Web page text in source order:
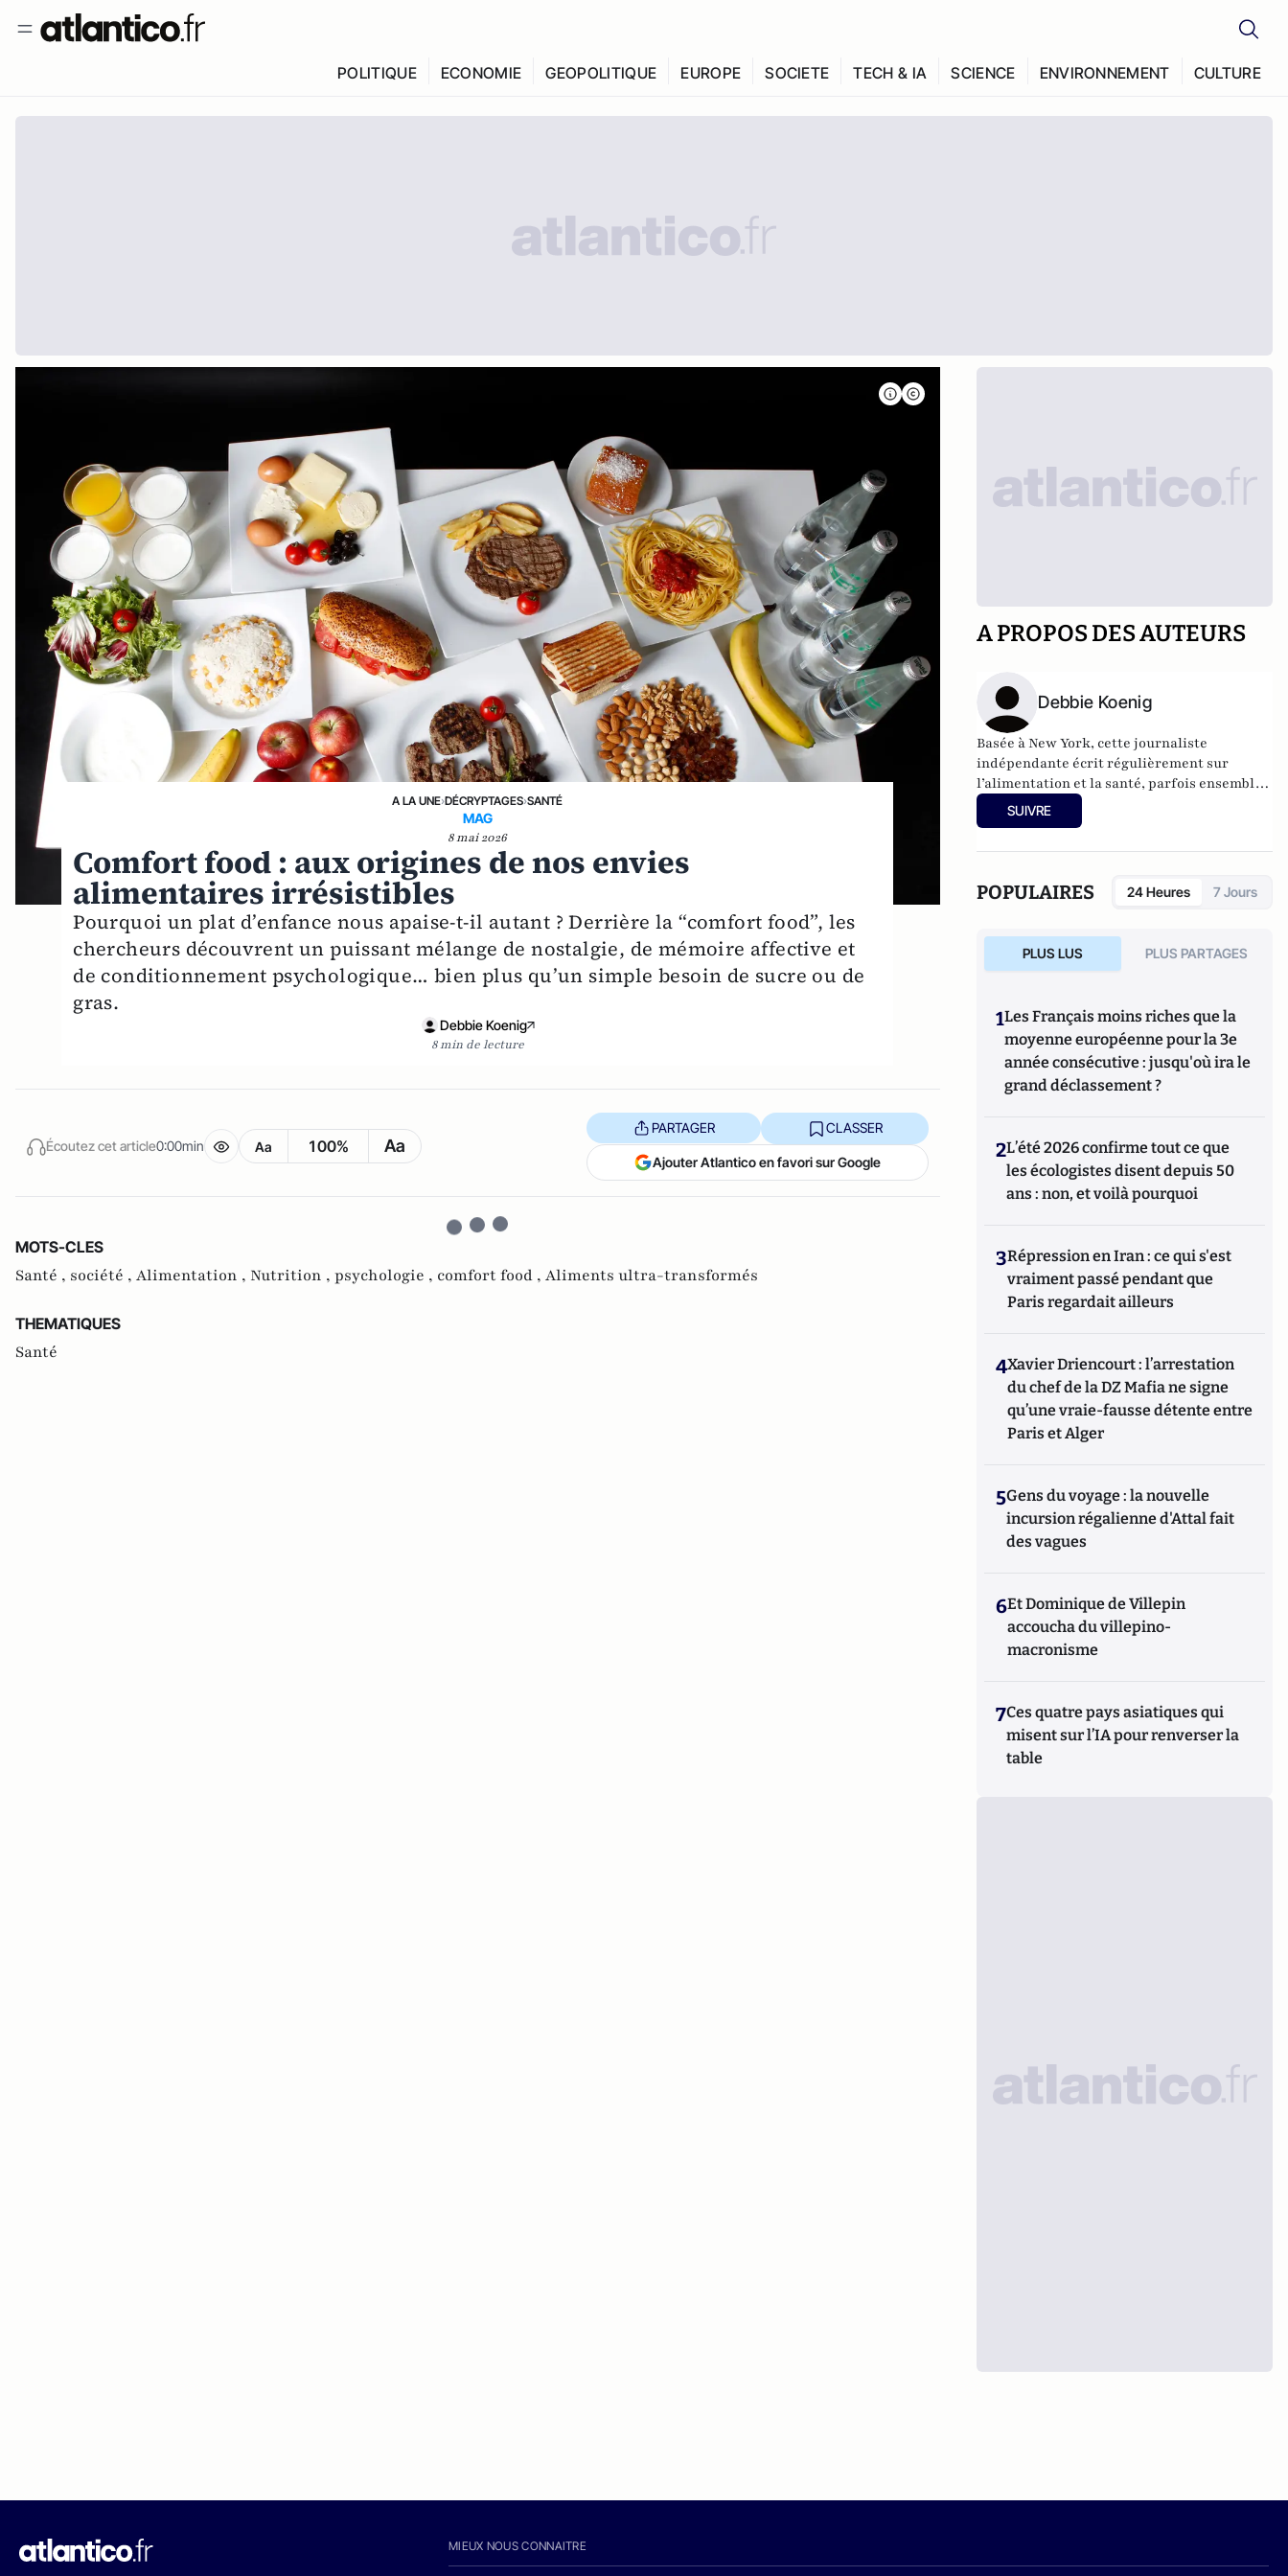
POLITIQUE ECONOMIE GEOPOLITIQUE EUROPE SOCIETE TECH & IA SCIENCE ENVIRONNEMENT CULTURE
A LA UNE›DÉCRYPTAGES›SANTÉ
MAG
8 mai 2026
Comfort food : aux origines de nos envies
alimentaires irrésistibles
Pourquoi un plat d’enfance nous apaise-t-il autant ? Derrière la “comfort food”, les
chercheurs découvrent un puissant mélange de nostalgie, de mémoire affective et
de conditionnement psychologique… bien plus qu’un simple besoin de sucre ou de
gras.
Debbie Koenig
8 min de lecture
Écoutez cet article0:00min Aa 100% Aa
PARTAGER CLASSER
Ajouter Atlantico en favori sur Google
MOTS-CLES
Santé , société , Alimentation , Nutrition , psychologie , comfort food , Aliments ultra-transformés
THEMATIQUES
Santé
A PROPOS DES AUTEURS
Debbie Koenig
Basée à New York, cette journaliste
indépendante écrit régulièrement sur
l’alimentation et la santé, parfois ensemble,
parfois séparément.
SUIVRE
POPULAIRES 24 Heures 7 Jours
PLUS LUS PLUS PARTAGES
1Les Français moins riches que la
moyenne européenne pour la 3e
année consécutive : jusqu'où ira le
grand déclassement ?
2L’été 2026 confirme tout ce que
les écologistes disent depuis 50
ans : non, et voilà pourquoi
3Répression en Iran : ce qui s'est
vraiment passé pendant que
Paris regardait ailleurs
4Xavier Driencourt : l’arrestation
du chef de la DZ Mafia ne signe
qu’une vraie-fausse détente entre
Paris et Alger
5Gens du voyage : la nouvelle
incursion régalienne d'Attal fait
des vagues
6Et Dominique de Villepin
accoucha du villepino-
macronisme
7Ces quatre pays asiatiques qui
misent sur l’IA pour renverser la
table
MIEUX NOUS CONNAITRE